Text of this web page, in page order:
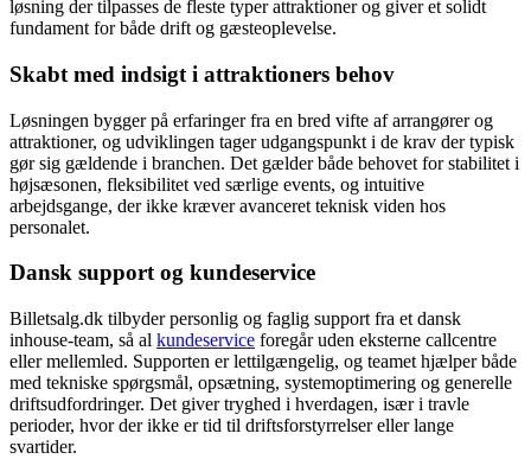
løsning der tilpasses de fleste typer attraktioner og giver et solidt
fundament for både drift og gæsteoplevelse.
Skabt med indsigt i attraktioners behov
Løsningen bygger på erfaringer fra en bred vifte af arrangører og
attraktioner, og udviklingen tager udgangspunkt i de krav der typisk
gør sig gældende i branchen. Det gælder både behovet for stabilitet i
højsæsonen, fleksibilitet ved særlige events, og intuitive
arbejdsgange, der ikke kræver avanceret teknisk viden hos
personalet.
Dansk support og kundeservice
Billetsalg.dk tilbyder personlig og faglig support fra et dansk
inhouse-team, så al kundeservice foregår uden eksterne callcentre
eller mellemled. Supporten er lettilgængelig, og teamet hjælper både
med tekniske spørgsmål, opsætning, systemoptimering og generelle
driftsudfordringer. Det giver tryghed i hverdagen, især i travle
perioder, hvor der ikke er tid til driftsforstyrrelser eller lange
svartider.